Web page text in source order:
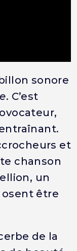
sonore
. C’est
et
chanson
un
être
de la